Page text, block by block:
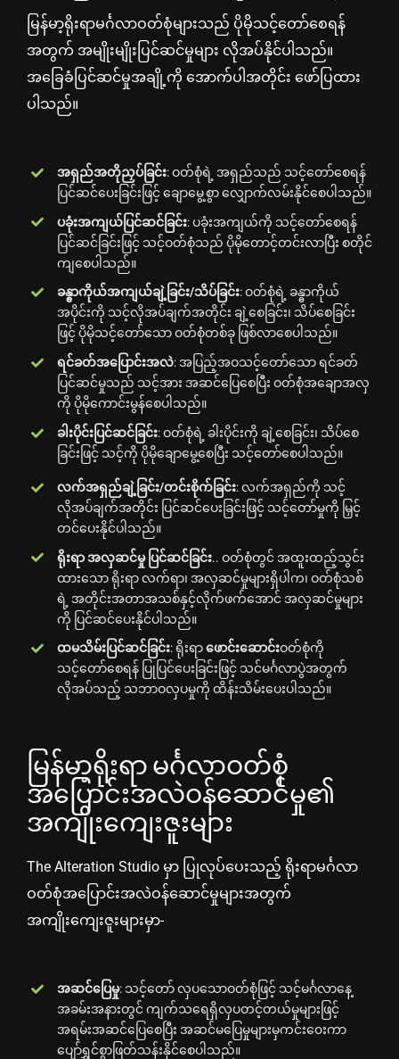
မြန်မာ့ရိုးရာမင်္ဂလာဝတ်စုံများသည် ပိုမိုသင့်တော်စေရန်
အတွက် အမျိုးမျိုးပြင်ဆင်မှုများ လိုအပ်နိုင်ပါသည်။
အခြေခံပြင်ဆင်မှုအချို့ကို အောက်ပါအတိုင်း ဖော်ပြထား
ပါသည်။
အရှည်အတိုညှပ်ခြင်း: ဝတ်စုံရဲ့ အရှည်သည် သင့်တော်စေရန်
ပြင်ဆင်ပေးခြင်းဖြင့် ချောမွေ့စွာ လျှောက်လမ်းနိုင်စေပါသည်။
ပခုံးအကျယ်ပြင်ဆင်ခြင်း: ပခုံးအကျယ်ကို သင့်တော်စေရန်
ပြင်ဆင်ခြင်းဖြင့် သင့်ဝတ်စုံသည် ပိုမိုတောင့်တင်းလာပြီး စတိုင်
ကျစေပါသည်။
ခန္ဓာကိုယ်အကျယ်ချဲ့ခြင်း/သိပ်ခြင်း: ဝတ်စုံရဲ့ ခန္ဓာကိုယ်
အပိုင်းကို သင့်လိုအပ်ချက်အတိုင်း ချဲ့စေခြင်း၊ သိပ်စေခြင်း
ဖြင့် ပိုမိုသင့်တော်သော ဝတ်စုံတစ်ခု ဖြစ်လာစေပါသည်။
ရင်ခတ်အပြောင်းအလဲ: အပြည့်အဝသင့်တော်သော ရင်ခတ်
ပြင်ဆင်မှုသည် သင့်အား အဆင်ပြေစေပြီး ဝတ်စုံအချောအလှ
ကို ပိုမိုကောင်းမွန်စေပါသည်။
ခါးပိုင်းပြင်ဆင်ခြင်း: ဝတ်စုံရဲ့ ခါးပိုင်းကို ချဲ့စေခြင်း၊ သိပ်စေ
ခြင်းဖြင့် သင့်ကို ပိုမိုချောမွေ့စေပြီး သင့်တော်စေပါသည်။
လက်အရှည်ချဲ့ခြင်း/တင်းစိုက်ခြင်း: လက်အရှည်ကို သင့်
လိုအပ်ချက်အတိုင်း ပြင်ဆင်ပေးခြင်းဖြင့် သင့်တော်မှုကို မြှင့်
တင်ပေးနိုင်ပါသည်။
ရိုးရာ အလှဆင်မှု ပြင်ဆင်ခြင်း.. ဝတ်စုံတွင် အထူးထည့်သွင်း
ထားသော ရိုးရာ လက်ရာ၊ အလှဆင်မှုများရှိပါက၊ ဝတ်စုံသစ်
ရဲ့ အတိုင်းအတာအသစ်နှင့်လိုက်ဖက်အောင် အလှဆင်မှုများ
ကို ပြင်ဆင်ပေးနိုင်ပါသည်။
ထမသိမ်းပြင်ဆင်ခြင်း: ရိုးရာဖောင်းဆောင်းဝတ်စုံကို
သင့်တော်စေရန် ပြုပြင်ပေးခြင်းဖြင့် သင်မင်္ဂလာပွဲအတွက်
လိုအပ်သည့် သဘာဝလှပမှုကို ထိန်းသိမ်းပေးပါသည်။
မြန်မာ့ရိုးရာ မင်္ဂလာဝတ်စုံ
အပြောင်းအလဲဝန်ဆောင်မှု၏
အကျိုးကျေးဇူးများ
The Alteration Studio မှာ ပြုလုပ်ပေးသည့် ရိုးရာမင်္ဂလာ
ဝတ်စုံအပြောင်းအလဲဝန်ဆောင်မှုများအတွက်
အကျိုးကျေးဇူးများမှာ-
အဆင်ပြေမှု: သင့်တော် လှပသောဝတ်စုံဖြင့် သင့်မင်္ဂလာနေ့
အခမ်းအနားတွင် ကျက်သရေရှိလှပတင့်တယ်မှုများဖြင့်
အရမ်းအဆင်ပြေစေပြီး အဆင်မပြေမှုများမှကင်း၀ေးကာ
ပျော်ရွှင်စွာဖြတ်သန်းနိုင်စေပါသည်။